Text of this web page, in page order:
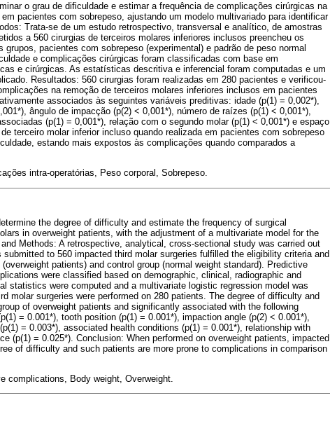
o grau de dificuldade e estimar a frequência de complicações cirúrgicas na
pacientes com sobrepeso, ajustando um modelo multivariado para identificar
Trata-se de um estudo retrospectivo, transversal e analítico, de amostras
a 560 cirurgias de terceiros molares inferiores inclusos preencheu os
pacientes com sobrepeso (experimental) e padrão de peso normal
e complicações cirúrgicas foram classificadas com base em
e cirúrgicas. As estatísticas descritiva e inferencial foram computadas e um
Resultados: 560 cirurgias foram realizadas em 280 pacientes e verificou-
na remoção de terceiros molares inferiores inclusos em pacientes
associados às seguintes variáveis preditivas: idade (p(1) = 0,002*),
ângulo de impacção (p(2) < 0,001*), número de raízes (p(1) < 0,001*),
(p(1) = 0,001*), relação com o segundo molar (p(1) < 0,001*) e espaço
terceiro molar inferior incluso quando realizada em pacientes com sobrepeso
estando mais expostos às complicações quando comparados a
intra-operatórias, Peso corporal, Sobrepeso.
the degree of difficulty and estimate the frequency of surgical
in overweight patients, with the adjustment of a multivariate model for the
Methods: A retrospective, analytical, cross-sectional study was carried out
to 560 impacted third molar surgeries fulfilled the eligibility criteria and
patients) and control group (normal weight standard). Predictive
were classified based on demographic, clinical, radiographic and
statistics were computed and a mul tivariate logistic regression model was
molar surgeries were performed on 280 patients. The degree of difficulty and
of overweight patients and significantly associated with the following
= 0.001*), tooth position (p(1) = 0.001*), impaction angle (p(2) < 0.001*),
= 0.003*), associated health conditions (p(1) = 0.001*), relationship with
(p(1) = 0.025*). Conclusion: When performed on overweight patients, impacted
of difficulty and such patients are more prone to complications in comparison
complications, Body weight, Overweight.